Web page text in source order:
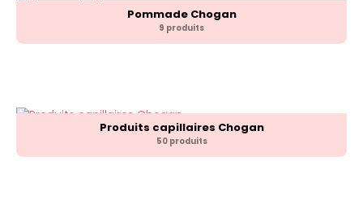
Pommade Chogan
9 produits
Produits capillaires Chogan
50 produits